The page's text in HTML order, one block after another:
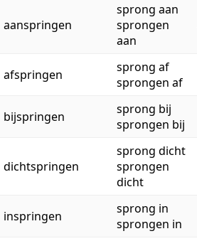
aanspringen
sprong aan
sprongen
aan
afspringen
sprong af
sprongen af
bijspringen
sprong bij
sprongen bij
dichtspringen
sprong dicht
sprongen
dicht
inspringen
sprong in
sprongen in